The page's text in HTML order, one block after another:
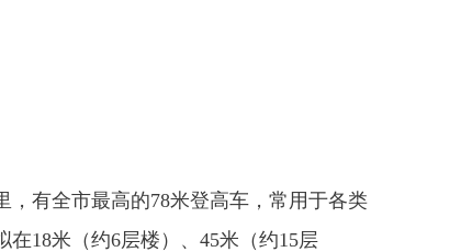
有全市最高的78米登高车，常用于各类
18米（约6层楼）、45米（约15层